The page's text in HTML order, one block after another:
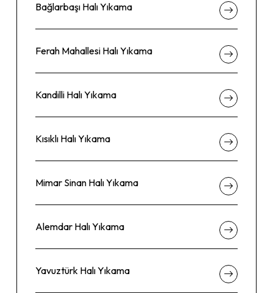
Bağlarbaşı Halı Yıkama
Ferah Mahallesi Halı Yıkama
Kandilli Halı Yıkama
Kısıklı Halı Yıkama
Mimar Sinan Halı Yıkama
Alemdar Halı Yıkama
Yavuztürk Halı Yıkama